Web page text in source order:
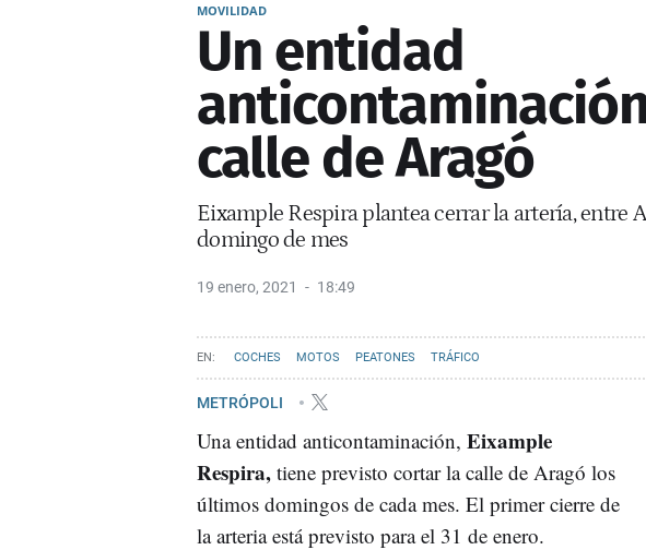
MOVILIDAD
Un entidad
calle de Aragó
Eixample Respira plantea cerrar la artería, entre
domingo de mes
19 enero, 2021 18:49
COCHES MOTOS PEATONES TRÁFICO
METRÓPOLI
Una entidad anticontaminación, Eixample
Respira, tiene previsto cortar la calle de Aragó los
últimos domingos de cada mes. El primer cierre de
la arteria está previsto para el 31 de enero.